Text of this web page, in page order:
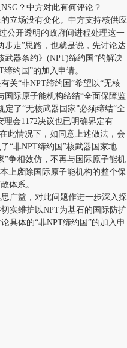
？中方对此有何评论？
场没有变化。中方支持核供应
公开透明的政府间进程处理这一
步走”思路，也就是说，先讨论达
武器条约》(NPT)缔约国”的解决
约国”的加入申请。
“非NPT缔约国”希望以“无核
国际原子能机构缔结“全面保障监
定了“无核武器国家”必须缔结“全
理会1172决议也已明确界定有
此情况下，如同意上述做法，会
“非NPT缔约国”核武器国家地
”争相效仿，不再与国际原子能机
上废除国际原子能机构的整个保
体系。
益，对此问题作进一步深入探
实维护以NPT为基石的国际防扩
具体的“非NPT缔约国”的加入申